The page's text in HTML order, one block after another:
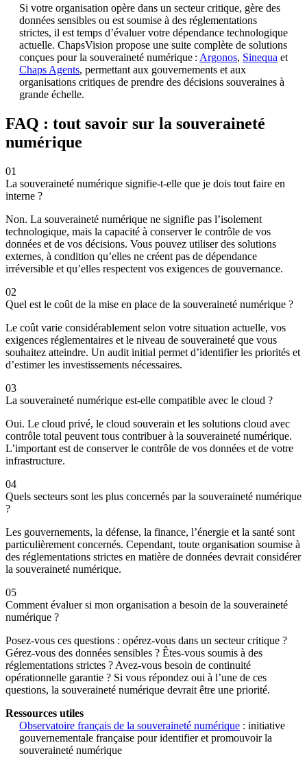
Si votre organisation opère dans un secteur critique, gère des
données sensibles ou est soumise à des réglementations
strictes, il est temps d’évaluer votre dépendance technologique
actuelle. ChapsVision propose une suite complète de solutions
conçues pour la souveraineté numérique : Argonos, Sinequa et
Chaps Agents, permettant aux gouvernements et aux
organisations critiques de prendre des décisions souveraines à
grande échelle.
FAQ : tout savoir sur la souveraineté
numérique
01
La souveraineté numérique signifie-t-elle que je dois tout faire en
interne ?
Non. La souveraineté numérique ne signifie pas l’isolement
technologique, mais la capacité à conserver le contrôle de vos
données et de vos décisions. Vous pouvez utiliser des solutions
externes, à condition qu’elles ne créent pas de dépendance
irréversible et qu’elles respectent vos exigences de gouvernance.
02
Quel est le coût de la mise en place de la souveraineté numérique ?
Le coût varie considérablement selon votre situation actuelle, vos
exigences réglementaires et le niveau de souveraineté que vous
souhaitez atteindre. Un audit initial permet d’identifier les priorités et
d’estimer les investissements nécessaires.
03
La souveraineté numérique est-elle compatible avec le cloud ?
Oui. Le cloud privé, le cloud souverain et les solutions cloud avec
contrôle total peuvent tous contribuer à la souveraineté numérique.
L’important est de conserver le contrôle de vos données et de votre
infrastructure.
04
Quels secteurs sont les plus concernés par la souveraineté numérique
?
Les gouvernements, la défense, la finance, l’énergie et la santé sont
particulièrement concernés. Cependant, toute organisation soumise à
des réglementations strictes en matière de données devrait considérer
la souveraineté numérique.
05
Comment évaluer si mon organisation a besoin de la souveraineté
numérique ?
Posez-vous ces questions : opérez-vous dans un secteur critique ?
Gérez-vous des données sensibles ? Êtes-vous soumis à des
réglementations strictes ? Avez-vous besoin de continuité
opérationnelle garantie ? Si vous répondez oui à l’une de ces
questions, la souveraineté numérique devrait être une priorité.
Ressources utiles
Observatoire français de la souveraineté numérique : initiative
gouvernementale française pour identifier et promouvoir la
souveraineté numérique